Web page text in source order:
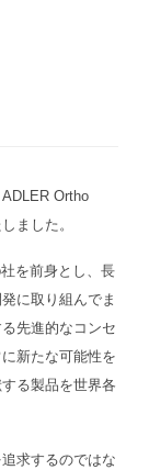
Ortho
ました。
を前身とし、長
に取り組んでま
先進的なコンセ
新たな可能性を
る製品を世界各
求するのではな